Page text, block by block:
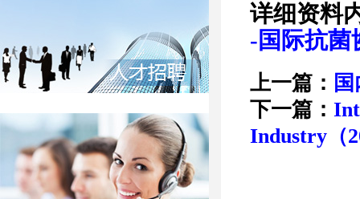
详细资料
-国际抗菌
上一篇：
下一篇：
Industry（